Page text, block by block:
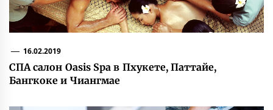
16.02.2019
СПА салон Oasis Spa в Пхукете, Паттайе,
Бангкоке и Чиангмае